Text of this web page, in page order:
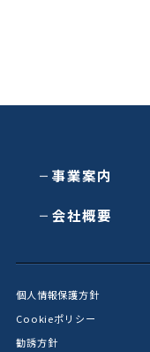
事業案内
会社概要
個人情報保護方針
Cookieポリシー
勧誘方針